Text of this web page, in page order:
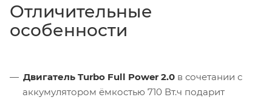
Отличительные
особенности
Двигатель Turbo Full Power 2.0 в сочетании с
аккумулятором ёмкостью 710 Вт.ч подарит